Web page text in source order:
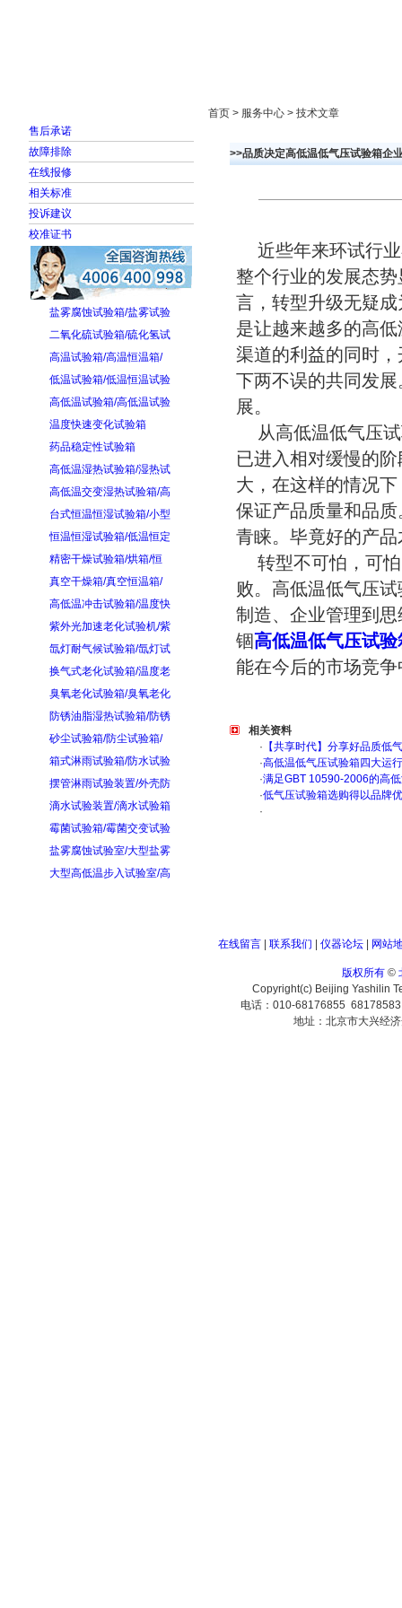
售后承诺
故障排除
在线报修
相关标准
投诉建议
校准证书
盐雾腐蚀试验箱/盐雾试验
二氧化硫试验箱/硫化氢试
高温试验箱/高温恒温箱/
低温试验箱/低温恒温试验
高低温试验箱/高低温试验
温度快速变化试验箱
药品稳定性试验箱
高低温湿热试验箱/湿热试
高低温交变湿热试验箱/高
台式恒温恒湿试验箱/小型
恒温恒湿试验箱/低温恒定
精密干燥试验箱/烘箱/恒
真空干燥箱/真空恒温箱/
高低温冲击试验箱/温度快
紫外光加速老化试验机/紫
氙灯耐气候试验箱/氙灯试
换气式老化试验箱/温度老
臭氧老化试验箱/臭氧老化
防锈油脂湿热试验箱/防锈
砂尘试验箱/防尘试验箱/
箱式淋雨试验箱/防水试验
摆管淋雨试验装置/外壳防
滴水试验装置/滴水试验箱
霉菌试验箱/霉菌交变试验
盐雾腐蚀试验室/大型盐雾
大型高低温步入试验室/高
首页 > 服务中心 > 技术文章
>>品质决定高低温低气压试验箱企
近些年来环试行业
整个行业的发展态
言，转型升级无疑
是让越来越多的高
渠道的利益的同时
下两不误的共同发
展。
从高低温低气压试
已进入相对缓慢的
大，在这样的情况
保证产品质量和品
青睐。毕竟好的产
转型不可怕，可怕
败。高低温低气压
制造、企业管理到
锢高低温低气压试验
能在今后的市场竞
相关资料
· 【共享时代】分享好品质低
·高低温低气压试验箱四大运
·满足GBT 10590-2006的高
·低气压试验箱选购得以品牌
·
在线留言| 联系我们 仪器论坛| 网站
版权所有©
Copyright(c) Beijing Yashilin
电话：010-68176855
地址：北京市大兴经